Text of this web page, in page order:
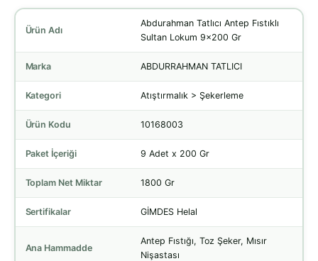
Ürün Adı
Abdurahman Tatlıcı Antep Fıstıklı
Sultan Lokum 9x200 Gr
Marka ABDURRAHMAN TATLICI
Kategori Atıştırmalık > Şekerleme
Ürün Kodu 10168003
Paket İçeriği 9 Adet x 200 Gr
Toplam Net Miktar 1800 Gr
Sertifikalar GİMDES Helal
Ana Hammadde
Antep Fıstığı, Toz Şeker, Mısır
Nişastası